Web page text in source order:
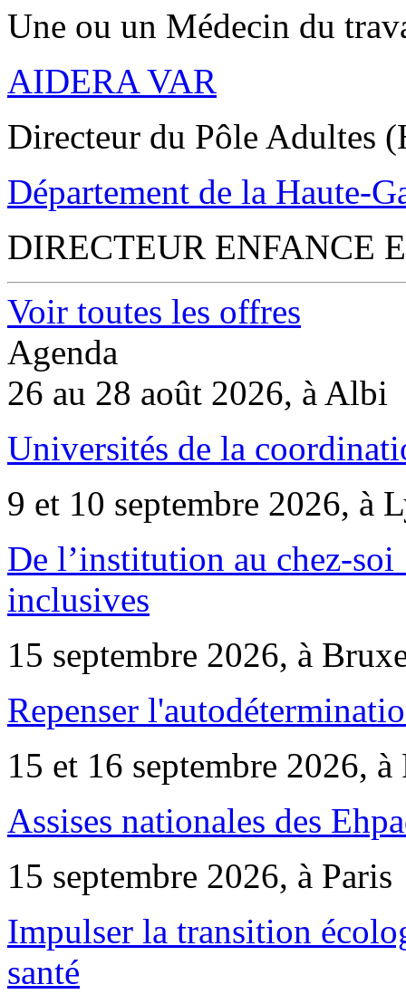
Une ou un Médecin du
AIDERA VAR
Directeur du Pôle Adultes
Département de la Haute-
DIRECTEUR ENFANCE
Voir toutes les offres
Agenda
26 au 28 août 2026, à Albi
Universités de la
9 et 10 septembre 2026, à
De l’institution au chez-
inclusives
15 septembre 2026, à
Repenser
15 et 16 septembre 2026, à
Assises nationales des
15 septembre 2026, à Paris
Impulser la transition
santé